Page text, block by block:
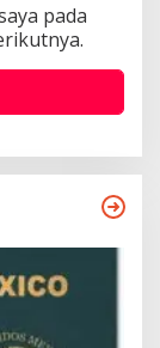
pada